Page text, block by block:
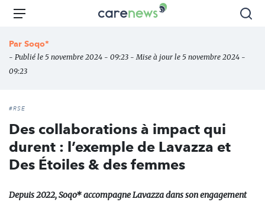
Aller
principal
Carenews,
des
Menu
Par Soqo*
- Publié le 5 novembre 2024 - 09:23 - Mise à jour le 5 novembre 2024 -
09:23
#RSE
Des collaborations à impact qui
durent : l’exemple de Lavazza et
Des Étoiles & des femmes
Depuis 2022, Soqo* accompagne Lavazza dans son engagement